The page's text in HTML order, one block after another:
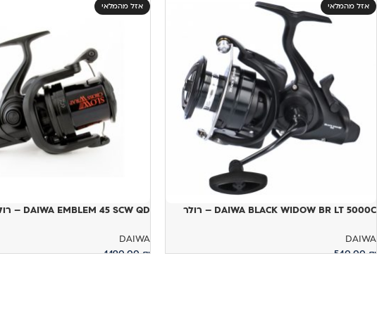
אזל מהמלאי
DAIWA BLACK WIDOW BR LT 5000C – רולר
DAIWA
540.00₪
אזל מהמלאי
DAIWA EMBLEM 45 SCW QD – רולר
DAIWA
1,190.00₪